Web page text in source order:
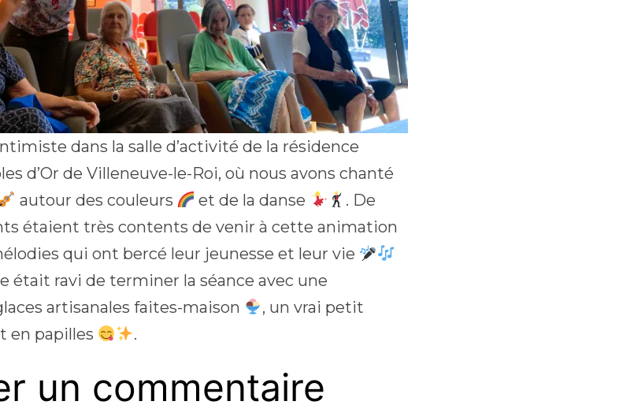
dans la salle d’activité de la résidence
d’Or de Villeneuve-le-Roi, où nous avons chanté
autour des couleurs et de la danse
. De
étaient très contents de venir à cette animation
qui ont bercé leur jeunesse et leur vie
était ravi de terminer la séance avec une
artisanales faites-maison
, un vrai petit
en papilles
.
un commentaire